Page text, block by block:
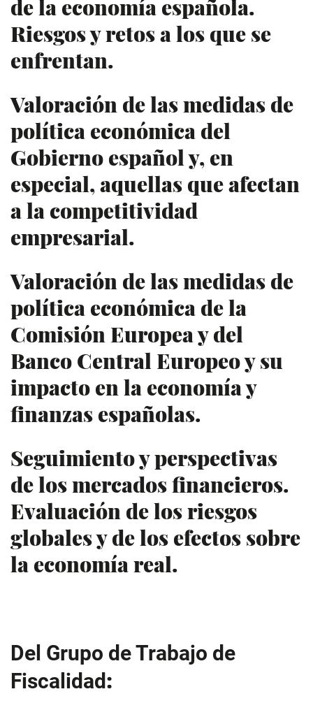
de la economía española.
Riesgos y retos a los que se
enfrentan.
Valoración de las medidas de
política económica del
Gobierno español y, en
especial, aquellas que afectan
a la competitividad
empresarial.
Valoración de las medidas de
política económica de la
Comisión Europea y del
Banco Central Europeo y su
impacto en la economía y
finanzas españolas.
Seguimiento y perspectivas
de los mercados financieros.
Evaluación de los riesgos
globales y de los efectos sobre
la economía real.
Del Grupo de Trabajo de
Fiscalidad: